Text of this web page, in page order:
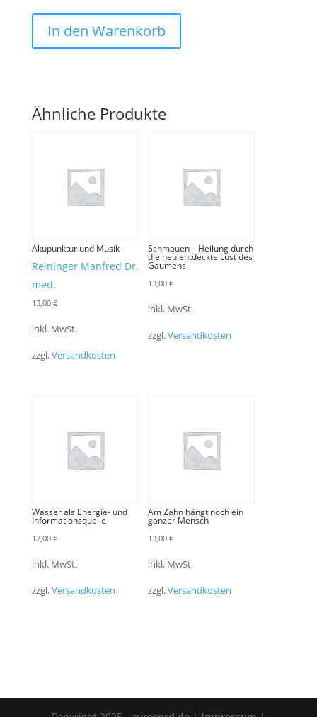
In den Warenkorb
Ähnliche Produkte
Akupunktur und Musik
Reininger Manfred Dr.
med.
13,00 €
inkl. MwSt.
zzgl.Versandkosten
Schmauen – Heilung durch
die neu entdeckte Lust des
Gaumens
13,00 €
inkl. MwSt.
zzgl.Versandkosten
Wasser als Energie- und
Informationsquelle
12,00 €
inkl. MwSt.
zzgl.Versandkosten
Am Zahn hängt noch ein
ganzer Mensch
13,00 €
inkl. MwSt.
zzgl.Versandkosten